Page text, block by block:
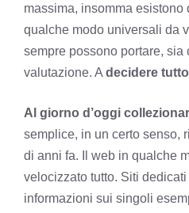
massima, insomma
qualche modo universali da
sempre possono portare, sia
valutazione. A decidere
Al giorno d’oggi
semplice, in un certo senso,
di anni fa. Il web in qualche
velocizzato tutto. Siti
informazioni sui singoli